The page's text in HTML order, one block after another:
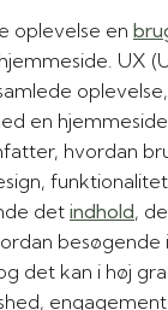
oplevelse en
UX
en
hvordan
det indhold,
det kan i høj